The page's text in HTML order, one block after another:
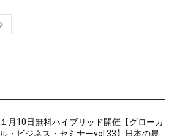
１月10日無料ハイブリッド開催【グローカ
ル・ビジネス・セミナーvol.33】日本の農